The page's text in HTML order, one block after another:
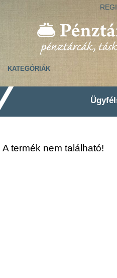
KATEGÓRIÁK
A termék nem található!